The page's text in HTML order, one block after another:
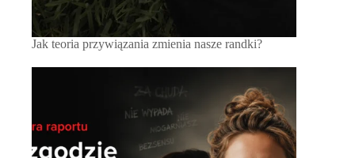
Jak teoria przywiązania zmienia nasze randki?